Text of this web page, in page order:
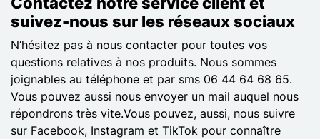
suivez-nous sur les réseaux sociaux
N’hésitez pas à nous contacter pour toutes vos
questions relatives à nos produits. Nous sommes
joignables au téléphone et par sms 06 44 64 68 65.
Vous pouvez aussi nous envoyer un mail auquel nous
répondrons très vite.Vous pouvez, aussi, nous suivre
sur Facebook, Instagram et TikTok pour connaître